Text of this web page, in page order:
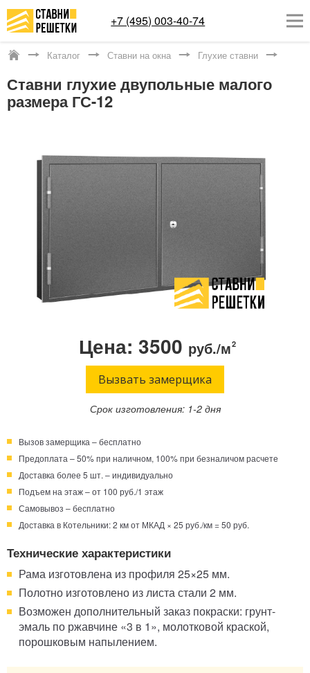
+7 (495) 003-40-74
ОКОННЫЕ РЕШЕТКИ
ДОСТАВКА
Заказать обратный звонок
+7 (495) 003-40-74 Круглосуточно!
Каталог Ставни на окна Глухие ставни
Ставни глухие двупольные малого
размера ГС-12
Цена: 3500 руб./м2
Вызвать замерщика
Срок изготовления: 1-2 дня
Вызов замерщика – бесплатно
Предоплата – 50% при наличном, 100% при безналичом расчете
Доставка более 5 шт. – индивидуально
Подъем на этаж – от 100 руб./1 этаж
Самовывоз – бесплатно
Доставка в Котельники: 2 км от МКАД × 25 руб./км = 50 руб.
Технические характеристики
Рама изготовлена из профиля 25×25 мм.
Полотно изготовлено из листа стали 2 мм.
Возможен дополнительный заказ покраски: грунт-
эмаль по ржавчине «3 в 1», молотковой краской,
порошковым напылением.